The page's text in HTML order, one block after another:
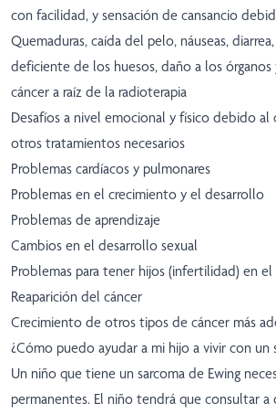
con facilidad, y sensación de cansancio
Quemaduras, caída del pelo, náuseas,
deficiente de los huesos, daño a los
cáncer a raíz de la radioterapia
Desafíos a nivel emocional y físico debido al
otros tratamientos necesarios
Problemas cardíacos y pulmonares
Problemas en el crecimiento y el desarrollo
Problemas de aprendizaje
Cambios en el desarrollo sexual
Problemas para tener hijos (infertilidad) en
Reaparición del cáncer
Crecimiento de otros tipos de cáncer más
¿Cómo puedo ayudar a mi hijo a vivir con un
Un niño que tiene un sarcoma de Ewing
permanentes. El niño tendrá que consultar